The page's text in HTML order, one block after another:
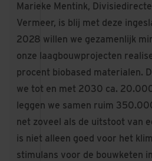
Marieke Mentink,
Vermeer, is blij met deze
2028 willen we gezamenlijk
onze laagbouwprojecten
procent biobased materialen.
we tot en met 2030 ca.
leggen we samen ruim
net zoveel als de uitstoot van
is niet alleen goed voor het
stimulans voor de bouwketen